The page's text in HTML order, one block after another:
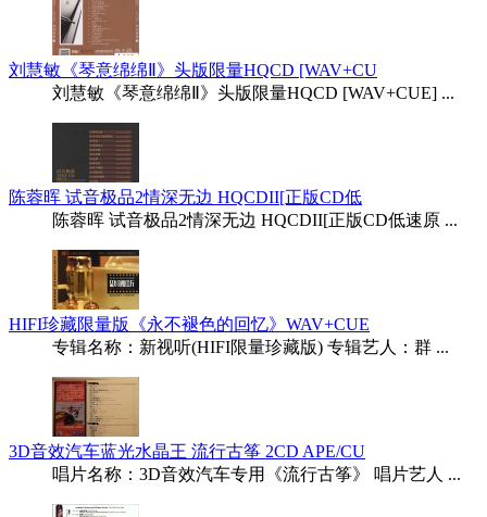
刘慧敏《琴意绵绵Ⅱ》头版限量HQCD [WAV+CU
刘慧敏《琴意绵绵Ⅱ》头版限量HQCD [WAV+CUE] ...
陈蓉晖 试音极品2情深无边 HQCDII[正版CD低
陈蓉晖 试音极品2情深无边 HQCDII[正版CD低速原 ...
HIFI珍藏限量版《永不褪色的回忆》WAV+CUE
专辑名称：新视听(HIFI限量珍藏版) 专辑艺人：群 ...
3D音效汽车蓝光水晶王 流行古筝 2CD APE/CU
唱片名称：3D音效汽车专用《流行古筝》 唱片艺人 ...